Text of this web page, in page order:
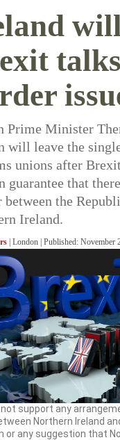
Prime Minister
will leave the
unions after
guarantee that
between the
Ireland.
| London | Published: November
not support any
Northern Ireland
or any suggestion that